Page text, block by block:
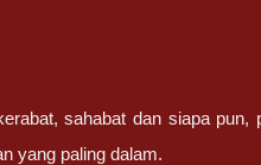
sahabat dan siapa
yang paling dalam.